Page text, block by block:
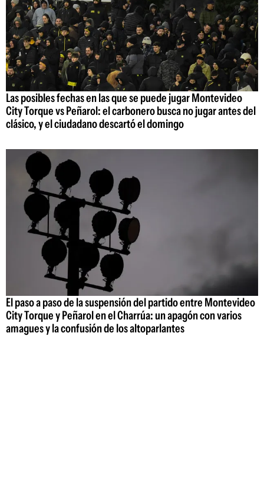
Las posibles fechas en las que se puede jugar Montevideo
City Torque vs Peñarol: el carbonero busca no jugar antes del
clásico, y el ciudadano descartó el domingo
El paso a paso de la suspensión del partido entre Montevideo
City Torque y Peñarol en el Charrúa: un apagón con varios
amagues y la confusión de los altoparlantes